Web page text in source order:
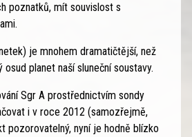
poznatků, mít souvislost s
je mnohem dramatičtější, než
osud planet naší sluneční soustavy.
Sgr A prostřednictvím sondy
i v roce 2012 (samozřejmě,
pozorovatelný, nyní je hodně blízko